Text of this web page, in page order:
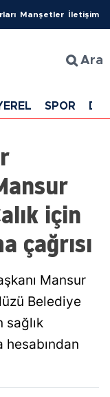
Manşetler İletişim
Ara
SPOR
için
çağrısı
Mansur
Belediye
sağlık